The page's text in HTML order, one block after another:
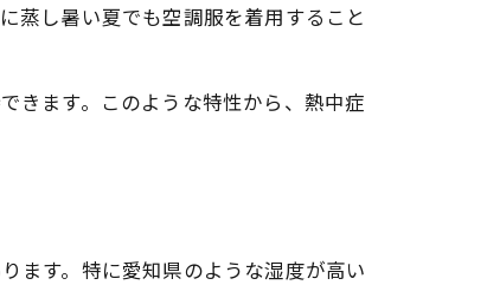
蒸し暑い夏でも空調服を着用すること
きます。このような特性から、熱中症
ます。特に愛知県のような湿度が高い